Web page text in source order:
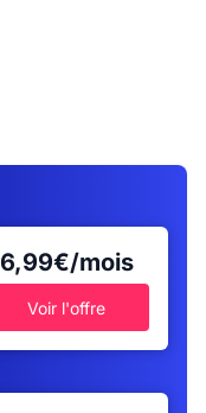
6,99€/mois
Voir l'offre